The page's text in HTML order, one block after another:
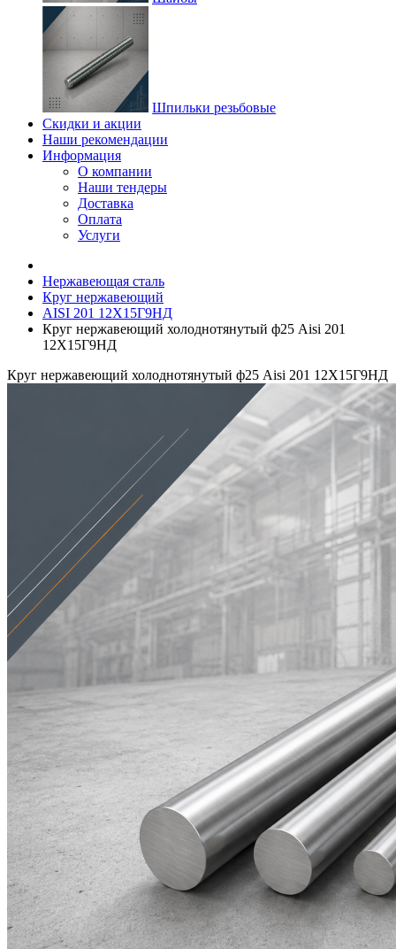
Шпильки резьбовые
Скидки и акции
Наши рекомендации
Информация
О компании
Наши тендеры
Доставка
Оплата
Услуги
Нержавеющая сталь
Круг нержавеющий
AISI 201 12Х15Г9НД
Круг нержавеющий холоднотянутый ф25 Aisi 201
12Х15Г9НД
Круг нержавеющий холоднотянутый ф25 Aisi 201 12Х15Г9НД